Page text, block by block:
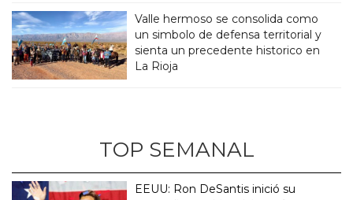
Valle hermoso se consolida como
un simbolo de defensa territorial y
sienta un precedente historico en
La Rioja
TOP SEMANAL
EEUU: Ron DeSantis inició su